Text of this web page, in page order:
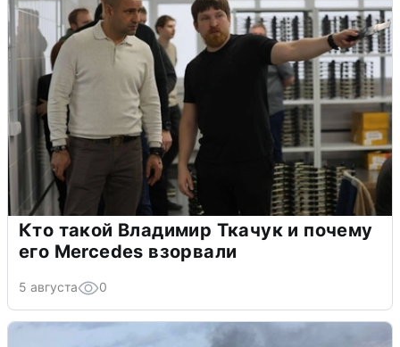
Кто такой Владимир Ткачук и почему
его Mercedes взорвали
5 августа 0